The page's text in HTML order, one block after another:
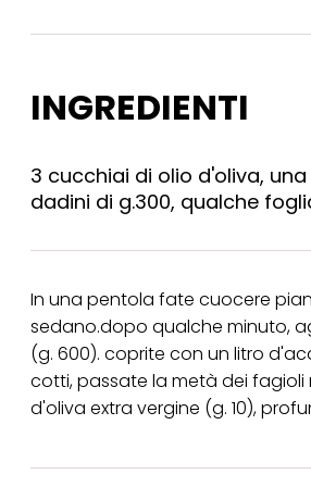
INGREDIENTI
3 cucchiai di olio d'oliva,
dadini di g.300, qualche
In una pentola fate cuocere
sedano.dopo qualche minuto,
(g. 600). coprite con un litro
cotti, passate la metà dei fagioli
d'oliva extra vergine (g. 10),